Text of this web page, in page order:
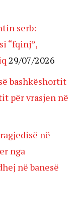
serb:
“fqinj”,
29/07/2026
bashkëshortit
për vrasjen në
në
nga
në banesë